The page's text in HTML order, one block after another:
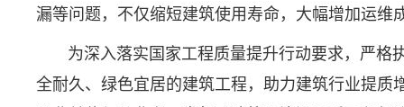
漏等问题，不仅缩短建筑使用寿命，大幅增加运
为深入落实国家工程质量提升行动要求，严格
全耐久、绿色宜居的建筑工程，助力建筑行业提